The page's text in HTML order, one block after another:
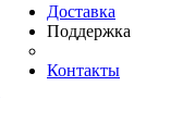
Доставка
Поддержка
Контакты